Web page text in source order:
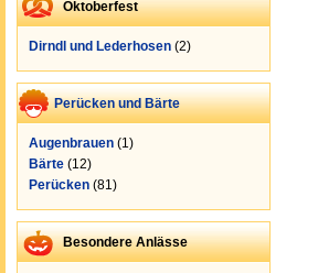
Oktoberfest
Dirndl und Lederhosen (2)
Perücken und Bärte
Augenbrauen (1)
Bärte (12)
Perücken (81)
Besondere Anlässe